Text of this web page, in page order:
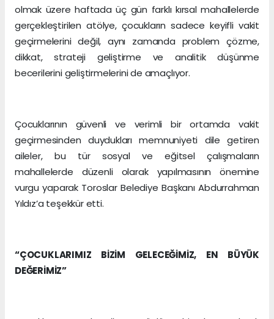
olmak üzere haftada üç gün farklı kırsal mahallelerde
gerçekleştirilen atölye, çocukların sadece keyifli vakit
geçirmelerini değil, aynı zamanda problem çözme,
dikkat, strateji geliştirme ve analitik düşünme
becerilerini geliştirmelerini de amaçlıyor.
Çocuklarının güvenli ve verimli bir ortamda vakit
geçirmesinden duydukları memnuniyeti dile getiren
aileler, bu tür sosyal ve eğitsel çalışmaların
mahallelerde düzenli olarak yapılmasının önemine
vurgu yaparak Toroslar Belediye Başkanı Abdurrahman
Yıldız’a teşekkür etti.
“ÇOCUKLARIMIZ BİZİM GELECEĞİMİZ, EN BÜYÜK
DEĞERİMİZ”